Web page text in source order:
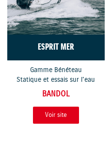
ESPRIT MER
Gamme Bénéteau
Statique et essais sur l'eau
BANDOL
Voir site